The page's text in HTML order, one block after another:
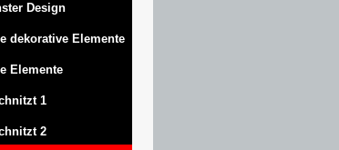
Design
dekorative Elemente
Elemente
1
2